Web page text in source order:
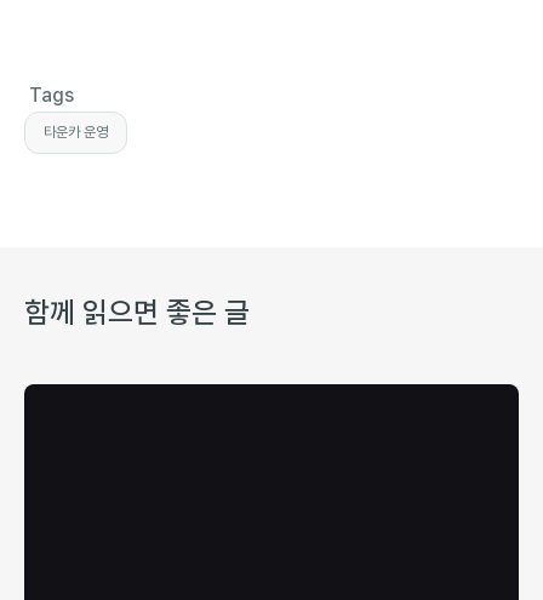
Tags
타운카 운영
함께 읽으면 좋은 글